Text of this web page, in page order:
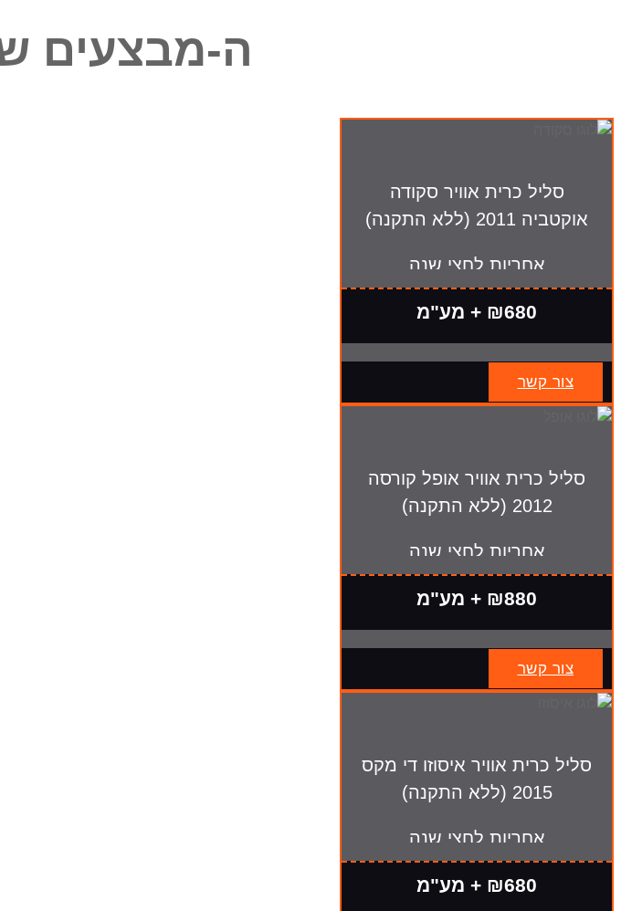
ה-מבצעים
סליל כרית אוויר סקודה
אוקטביה 2011 (ללא התקנה)
אחריות לחצי שנה
₪680 + מע"מ
צור קשר
סליל כרית אוויר אופל קורסה
2012 (ללא התקנה)
אחריות לחצי שנה
₪880 + מע"מ
צור קשר
סליל כרית אוויר איסוזו די מקס
2015 (ללא התקנה)
אחריות לחצי שנה
₪680 + מע"מ